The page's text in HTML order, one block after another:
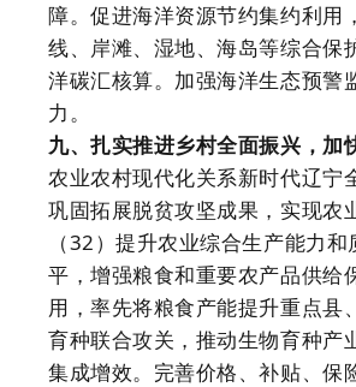
障。促进海洋资源节约集约利用
线、岸滩、湿地、海岛等综合保
洋碳汇核算。加强海洋生态预警
力。
九、扎实推进乡村全面振兴，加
农业农村现代化关系新时代辽宁
巩固拓展脱贫攻坚成果，实现农
（32）提升农业综合生产能力
平，增强粮食和重要农产品供给
用，率先将粮食产能提升重点
育种联合攻关，推动生物育种产
集成增效。完善价格、补贴、保